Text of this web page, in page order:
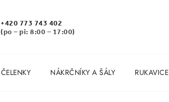
+420 773 743 402
(po – pi: 8:00 – 17:00)
ČELENKY NÁKRČNÍKY A ŠÁLY RUKAVICE